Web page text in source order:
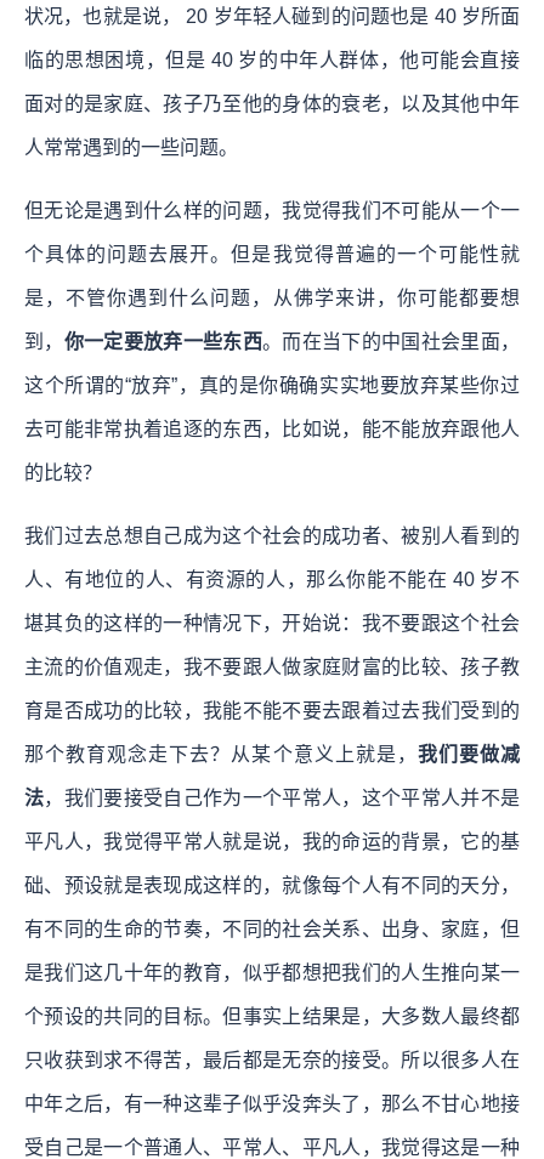
状况，也就是说， 20 岁年轻人碰到的问题也是 40 岁所面
临的思想困境，但是 40 岁的中年人群体，他可能会直接
面对的是家庭、孩子乃至他的身体的衰老，以及其他中年
人常常遇到的一些问题。
但无论是遇到什么样的问题，我觉得我们不可能从一个一
个具体的问题去展开。但是我觉得普遍的一个可能性就
是，不管你遇到什么问题，从佛学来讲，你可能都要想
到， 你一定要放弃一些东西。而在当下的中国社会里面，
这个所谓的“放弃”，真的是你确确实实地要放弃某些你过
去可能非常执着追逐的东西，比如说，能不能放弃跟他人
的比较？
我们过去总想自己成为这个社会的成功者、被别人看到的
人、有地位的人、有资源的人，那么你能不能在 40 岁不
堪其负的这样的一种情况下，开始说：我不要跟这个社会
主流的价值观走，我不要跟人做家庭财富的比较、孩子教
育是否成功的比较，我能不能不要去跟着过去我们受到的
那个教育观念走下去？从某个意义上就是， 我们要做减
法，我们要接受自己作为一个平常人，这个平常人并不是
平凡人，我觉得平常人就是说，我的命运的背景，它的基
础、预设就是表现成这样的，就像每个人有不同的天分，
有不同的生命的节奏，不同的社会关系、出身、家庭，但
是我们这几十年的教育，似乎都想把我们的人生推向某一
个预设的共同的目标。但事实上结果是，大多数人最终都
只收获到求不得苦，最后都是无奈的接受。所以很多人在
中年之后，有一种这辈子似乎没奔头了，那么不甘心地接
受自己是一个普通人、平常人、平凡人，我觉得这是一种